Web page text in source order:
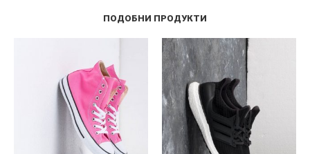
ПОДОБНИ ПРОДУКТИ